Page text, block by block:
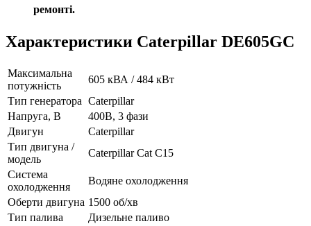
ремонті.
Характеристики Caterpillar DE605GC
Максимальна
потужність
605 кВА / 484 кВт
Тип генератора Caterpillar
Напруга, В
400В, 3 фази
Двигун
Caterpillar
Тип двигуна /
модель
Caterpillar Cat C15
Система
охолодження
Водяне охолодження
Оберти двигуна 1500 об/хв
Тип палива
Дизельне паливо